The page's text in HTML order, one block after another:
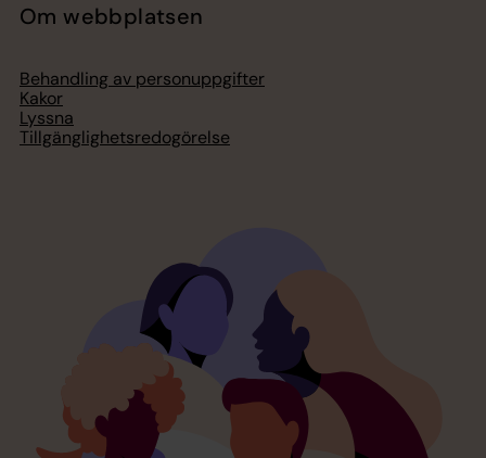
Om webbplatsen
Behandling av personuppgifter
Kakor
Lyssna
Tillgänglighetsredogörelse